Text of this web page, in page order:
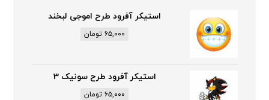
استیکر آفرود طرح اموجی لبخند
۶۵,۰۰۰ تومان
استیکر آفرود طرح سونیک 3
۶۵,۰۰۰ تومان